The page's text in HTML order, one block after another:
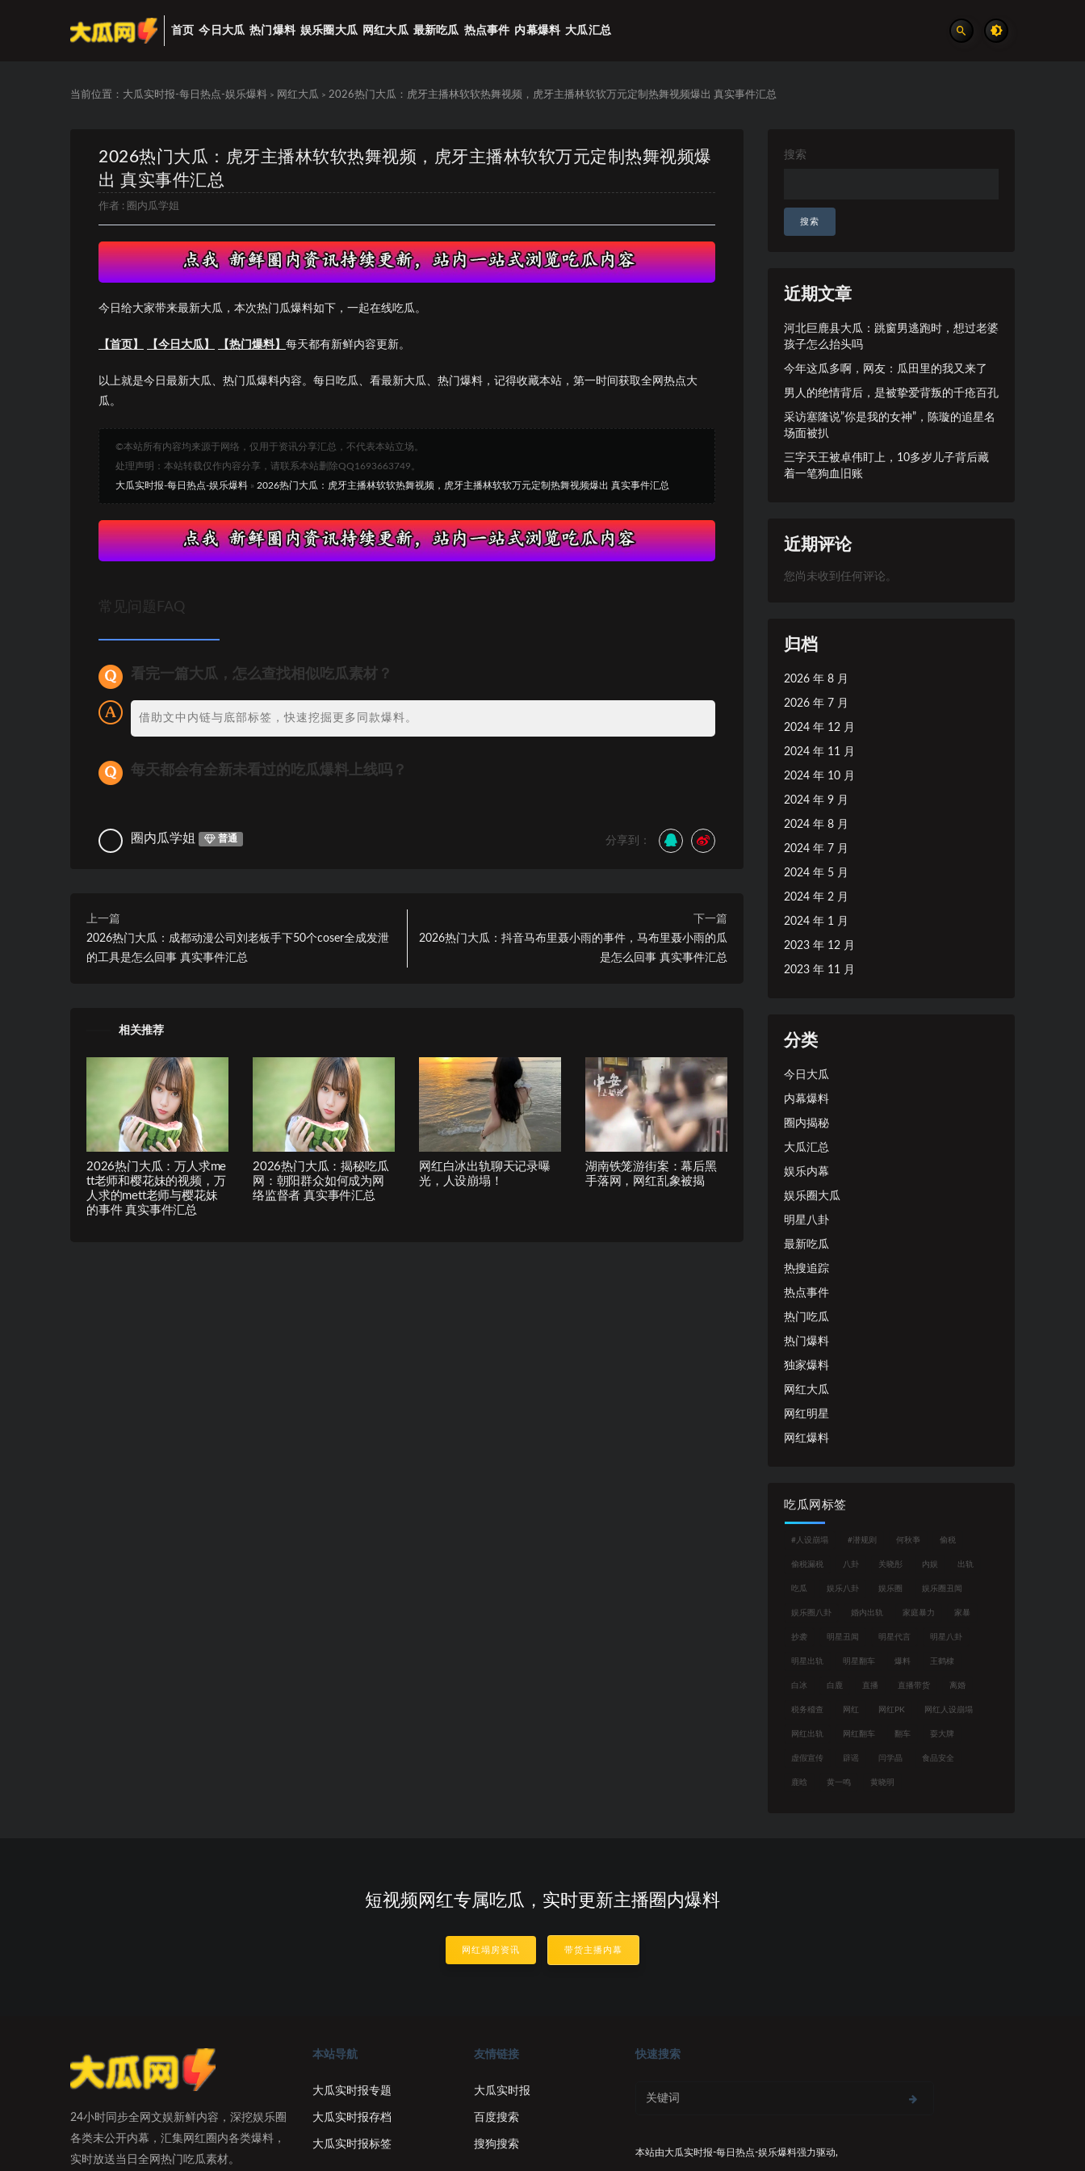
首页 今日大瓜 热门爆料 娱乐圈大瓜 网红大瓜 最新吃瓜 热点事件 内幕爆料 大瓜汇总
当前位置： 大瓜实时报-每日热点-娱乐爆料 > 网红大瓜 > 2026热门大瓜：虎牙主播林软软热舞视频，虎牙主播林软软万元定制热舞视频爆出 真实事件汇总
2026热门大瓜：虎牙主播林软软热舞视频，虎牙主播林软软万元定制热舞视频爆
出 真实事件汇总
作者 : 圈内瓜学姐
今日给大家带来最新大瓜，本次热门瓜爆料如下，一起在线吃瓜。
【首页】 【今日大瓜】 【热门爆料】 每天都有新鲜内容更新。
以上就是今日最新大瓜、热门瓜爆料内容。每日吃瓜、看最新大瓜、热门爆料，记得收藏本站，第一时间获取全网热点大
瓜。
©本站所有内容均来源于网络，仅用于资讯分享汇总，不代表本站立场。
处理声明：本站转载仅作内容分享，请联系本站删除QQ1693663749。
大瓜实时报-每日热点-娱乐爆料 » 2026热门大瓜：虎牙主播林软软热舞视频，虎牙主播林软软万元定制热舞视频爆出 真实事件汇总
常见问题FAQ
看完一篇大瓜，怎么查找相似吃瓜素材？
借助文中内链与底部标签，快速挖掘更多同款爆料。
每天都会有全新未看过的吃瓜爆料上线吗？
圈内瓜学姐 普通 分享到：
上一篇
2026热门大瓜：成都动漫公司刘老板手下50个coser全成发泄
的工具是怎么回事 真实事件汇总
下一篇
2026热门大瓜：抖音马布里聂小雨的事件，马布里聂小雨的瓜
是怎么回事 真实事件汇总
相关推荐
2026热门大瓜：万人求me
tt老师和樱花妹的视频，万
人求的mett老师与樱花妹
的事件 真实事件汇总
2026热门大瓜：揭秘吃瓜
网：朝阳群众如何成为网
络监督者 真实事件汇总
网红白冰出轨聊天记录曝
光，人设崩塌！
湖南铁笼游街案：幕后黑
手落网，网红乱象被揭
搜索
搜索
近期文章
河北巨鹿县大瓜：跳窗男逃跑时，想过老婆
孩子怎么抬头吗
今年这瓜多啊，网友：瓜田里的我又来了
男人的绝情背后，是被挚爱背叛的千疮百孔
采访塞隆说”你是我的女神”，陈璇的追星名
场面被扒
三字天王被卓伟盯上，10多岁儿子背后藏
着一笔狗血旧账
近期评论
您尚未收到任何评论。
归档
2026 年 8 月
2026 年 7 月
2024 年 12 月
2024 年 11 月
2024 年 10 月
2024 年 9 月
2024 年 8 月
2024 年 7 月
2024 年 5 月
2024 年 2 月
2024 年 1 月
2023 年 12 月
2023 年 11 月
分类
今日大瓜
内幕爆料
圈内揭秘
大瓜汇总
娱乐内幕
娱乐圈大瓜
明星八卦
最新吃瓜
热搜追踪
热点事件
热门吃瓜
热门爆料
独家爆料
网红大瓜
网红明星
网红爆料
吃瓜网标签
#人设崩塌 #潜规则 何秋亊 偷税
偷税漏税 八卦 关晓彤 内娱 出轨
吃瓜 娱乐八卦 娱乐圈 娱乐圈丑闻
娱乐圈八卦 婚内出轨 家庭暴力 家暴
抄袭 明星丑闻 明星代言 明星八卦
明星出轨 明星翻车 爆料 王鹤棣
白冰 白鹿 直播 直播带货 离婚
税务稽查 网红 网红PK 网红人设崩塌
网红出轨 网红翻车 翻车 耍大牌
虚假宣传 辟谣 闫学晶 食品安全
鹿晗 黄一鸣 黄晓明
短视频网红专属吃瓜，实时更新主播圈内爆料
网红塌房资讯 带货主播内幕
24小时同步全网文娱新鲜内容，深挖娱乐圈
各类未公开内幕，汇集网红圈内各类爆料，
实时放送当日全网热门吃瓜素材。
本站导航
大瓜实时报专题
大瓜实时报存档
大瓜实时报标签
友情链接
大瓜实时报
百度搜索
搜狗搜索
快速搜索
本站由大瓜实时报-每日热点-娱乐爆料强力驱动,